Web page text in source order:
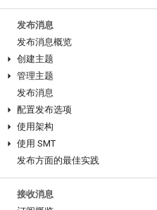
发布消息
发布消息概览
创建主题
管理主题
发布消息
配置发布选项
使用架构
使用 SMT
发布方面的最佳实践
接收消息